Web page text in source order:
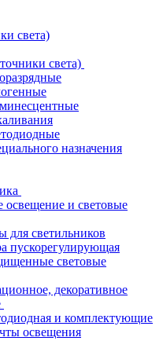
света)
света)
назначения
освещение и световые
для светильников
пускорегулирующая
световые
декоративное
и комплектующие
освещения